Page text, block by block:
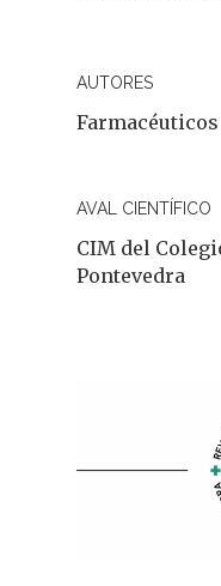
AUTORES
AVAL CIENTÍFICO
CIM del
Pontevedra